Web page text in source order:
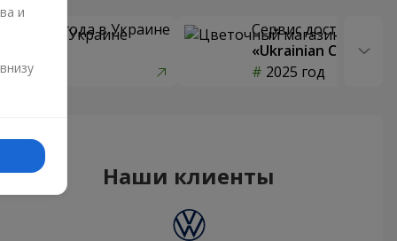
цветов года в Украине
Сервис доставки
«Ukrainian Choice»
2025 год
Наши клиенты
и